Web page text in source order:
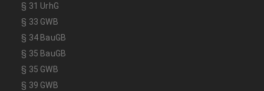
§ 31 UrhG
§ 33 GWB
§ 34 BauGB
§ 35 BauGB
§ 35 GWB
§ 39 GWB